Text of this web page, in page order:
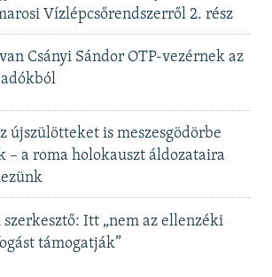
Vízlépcsőrendszerről 2. rész
Csányi Sándor OTP-vezérnek az
újszülötteket is meszesgödörbe
– a roma holokauszt áldozataira
szerkesztő: Itt „nem az ellenzéki
támogatják”